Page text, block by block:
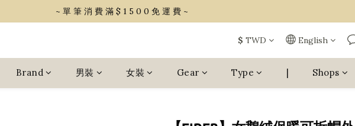
~ 單 筆 消 費 滿 $ 1 5 0 0 免 運 費 ~
~ 單 筆 消 費 滿 $ 1 5 0 0 免 運 費 ~
~ 單 筆 消 費 滿 $ 1 5 0 0 免 運 費 ~
$ TWD English
Brand 男裝 女裝 Gear Type | Shops